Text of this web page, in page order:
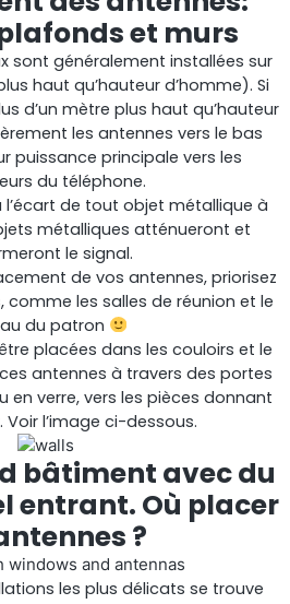
à distance
All Products
et murs
sont généralement installées sur
haut qu’hauteur d’homme). Si
d’un mètre plus haut qu’hauteur
les antennes vers le bas
puissance principale vers les
du téléphone.
l’écart de tout objet métallique à
métalliques atténueront et
le signal.
de vos antennes, priorisez
les salles de réunion et le
du patron
placées dans les couloirs et le
antennes à travers des portes
en verre, vers les pièces donnant
Voir l’image ci-dessous.
bâtiment avec du
entrant. Où placer
?
les plus délicats se trouve